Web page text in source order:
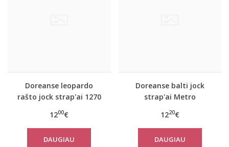
Doreanse leopardo
rašto jock strap'ai 1270
1200€
DAUGIAU
Doreanse balti jock
strap'ai Metro
1220€
DAUGIAU